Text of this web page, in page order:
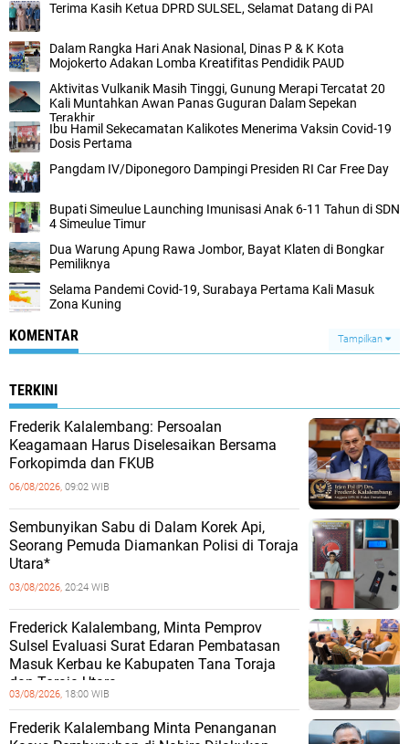
Terima Kasih Ketua DPRD SULSEL, Selamat Datang di PAI
Dalam Rangka Hari Anak Nasional, Dinas P & K Kota
Mojokerto Adakan Lomba Kreatifitas Pendidik PAUD
Aktivitas Vulkanik Masih Tinggi, Gunung Merapi Tercatat 20
Kali Muntahkan Awan Panas Guguran Dalam Sepekan
Terakhir
Ibu Hamil Sekecamatan Kalikotes Menerima Vaksin Covid-19
Dosis Pertama
Pangdam IV/Diponegoro Dampingi Presiden RI Car Free Day
Bupati Simeulue Launching Imunisasi Anak 6-11 Tahun di SDN
4 Simeulue Timur
Dua Warung Apung Rawa Jombor, Bayat Klaten di Bongkar
Pemiliknya
Selama Pandemi Covid-19, Surabaya Pertama Kali Masuk
Zona Kuning
KOMENTAR Tampilkan
TERKINI
Frederik Kalalembang: Persoalan
Keagamaan Harus Diselesaikan Bersama
Forkopimda dan FKUB
06/08/2026, 09:02 WIB
Sembunyikan Sabu di Dalam Korek Api,
Seorang Pemuda Diamankan Polisi di Toraja
Utara*
03/08/2026, 20:24 WIB
Frederick Kalalembang, Minta Pemprov
Sulsel Evaluasi Surat Edaran Pembatasan
Masuk Kerbau ke Kabupaten Tana Toraja
dan Toraja Utara
03/08/2026, 18:00 WIB
Frederik Kalalembang Minta Penanganan